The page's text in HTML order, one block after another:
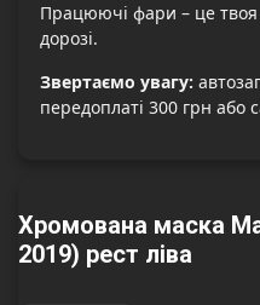
Працюючі фари – це твоя
дорозі.
Звертаємо увагу:
передоплаті 300 грн або
Хромована маска
2019) рест ліва